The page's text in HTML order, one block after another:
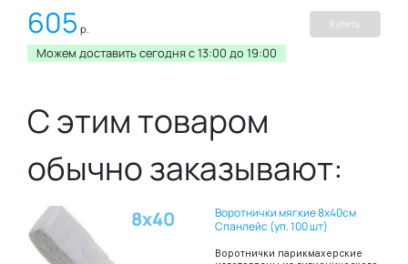
605 р. Купить
Можем доставить сегодня c 13:00 до 19:00
С этим товаром
обычно заказывают:
8х40
Воротнички мягкие 8х40см
Спанлейс (уп. 100 шт)
Воротнички парикмахерские